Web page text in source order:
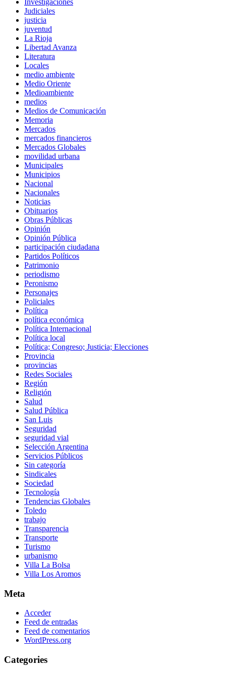
Judiciales
justicia
juventud
La Rioja
Libertad Avanza
Literatura
Locales
medio ambiente
Medio Oriente
Medioambiente
medios
Medios de Comunicación
Memoria
Mercados
mercados financieros
Mercados Globales
movilidad urbana
Municipales
Municipios
Nacional
Nacionales
Noticias
Obituarios
Obras Públicas
Opinión
Opinión Pública
participación ciudadana
Partidos Políticos
Patrimonio
periodismo
Peronismo
Personajes
Policiales
Política
política económica
Política Internacional
Política local
Política; Congreso; Justicia; Elecciones
Provincia
provincias
Redes Sociales
Región
Religión
Salud
Salud Pública
San Luis
Seguridad
seguridad vial
Selección Argentina
Servicios Públicos
Sin categoría
Sindicales
Sociedad
Tecnología
Tendencias Globales
Toledo
trabajo
Transparencia
Transporte
Turismo
urbanismo
Villa La Bolsa
Villa Los Aromos
Meta
Acceder
Feed de entradas
Feed de comentarios
WordPress.org
Categories